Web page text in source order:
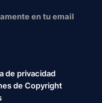
en tu email
de privacidad
de Copyright